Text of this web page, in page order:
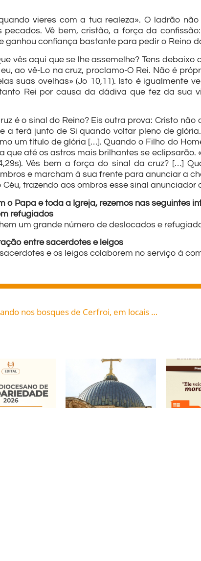
vieres com a tua realeza». O ladrão
Vê bem, cristão, a força da
ganhou confiança bastante para pedir o Reino
vês aqui que se lhe assemelhe? Tens
ao vê-Lo na cruz, proclamo-O Rei. Não é
suas ovelhas» (Jo 10,11). Isto é igualmente
Rei por causa da dádiva que fez da sua
é o sinal do Reino? Eis outra prova: Cristo
a terá junto de Si quando voltar pleno de
um título de glória […]. Quando o Filho do
que até os astros mais brilhantes se
Vês bem a força do sinal da cruz? […]
e marcham à sua frente para anunciar a
trazendo aos ombros esse sinal anunciador
o Papa e toda a Igreja, rezemos nas seguintes
refugiados
um grande número de deslocados e
entre sacerdotes e leigos
e os leigos colaborem no serviço à
Um dia, Félix e João estavam caçando nos bosques de Cerfroi, em locais retirados, quando tiveram a mesma visão divina. Nela, Deus os chamava para lutar pela libertação dos cristãos que sofriam como escravos nas mãos dos muçulmanos através da formação de uma Ordem religiosa com tal finalidade: São Félix de Valois (1127-1212), celebrado hoje, 20, roga por todos nós!